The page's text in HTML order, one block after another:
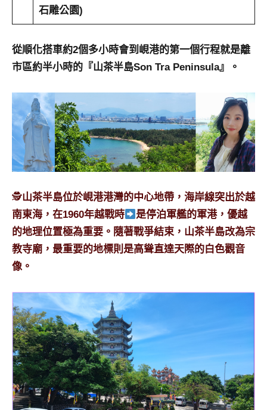
落
及
旅
雜
誌
專
欄、
觀
光
合
作
達
對
象。
石雕公園)
從順化搭車約2個多小時會到峴港的第一個行程就是離
市區約半小時的『山茶半島Son Tra Peninsula』。
‍🕵️山茶半島位於峴港港灣的中心地帶，海岸線突出於越
南東海，在1960年越戰時
是停泊軍艦的軍港，優越
的地理位置極為重要。隨著戰爭結束，山茶半島改為宗
教寺廟，最重要的地標則是高聳直達天際的白色觀音
像。